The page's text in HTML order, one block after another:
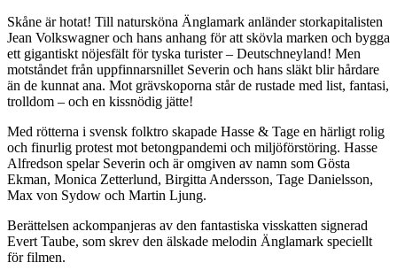
Skåne är hotat! Till natursköna Änglamark anländer storkapitalisten
Jean Volkswagner och hans anhang för att skövla marken och bygga
ett gigantiskt nöjesfält för tyska turister – Deutschneyland! Men
motståndet från uppfinnarsnillet Severin och hans släkt blir hårdare
än de kunnat ana. Mot grävskoporna står de rustade med list, fantasi,
trolldom – och en kissnödig jätte!
Med rötterna i svensk folktro skapade Hasse & Tage en härligt rolig
och finurlig protest mot betongpandemi och miljöförstöring. Hasse
Alfredson spelar Severin och är omgiven av namn som Gösta
Ekman, Monica Zetterlund, Birgitta Andersson, Tage Danielsson,
Max von Sydow och Martin Ljung.
Berättelsen ackompanjeras av den fantastiska visskatten signerad
Evert Taube, som skrev den älskade melodin Änglamark speciellt
för filmen.